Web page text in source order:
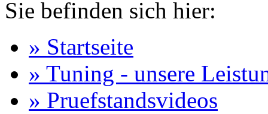
Sie befinden sich hier:
» Startseite
» Tuning - unsere
» Pruefstandsvideos